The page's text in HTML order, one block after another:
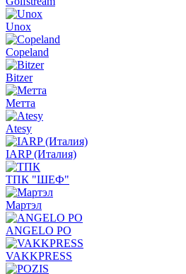
Unox
Copeland
Bitzer
Метта
Atesy
IARP (Италия)
ТПК "ШЕФ"
Мартэл
ANGELO PO
VAKKPRESS